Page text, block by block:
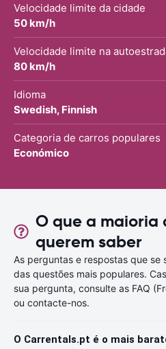
Velocidade limite da cidade
50 km/h
Velocidade limite na
80 km/h
Idioma
Swedish, Finnish
Categoria de carros populares
Económico
O que a maioria
querem saber
As perguntas e respostas que se
das questões mais populares.
sua pergunta, consulte as FAQ
ou contacte-nos.
O Carrentals.pt é o mais